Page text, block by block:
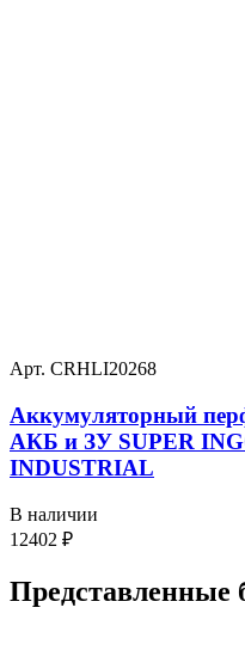
Арт. CRHLI20268
Аккумуляторный
АКБ и ЗУ SUPER
INDUSTRIAL
В наличии
12402 ₽
Представленные